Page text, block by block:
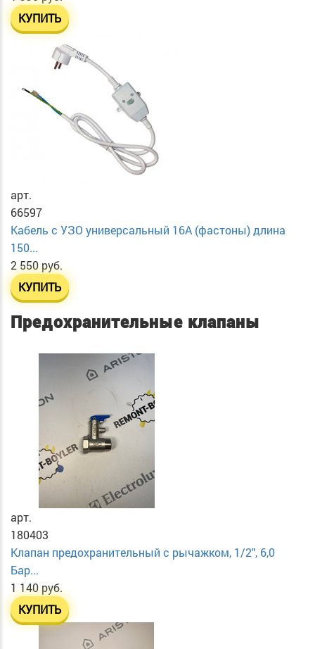
КУПИТЬ
арт.
66597
Кабель с УЗО универсальный 16А (фастоны) длина
150...
2 550 руб.
КУПИТЬ
Предохранительные клапаны
арт.
180403
Клапан предохранительный с рычажком, 1/2", 6,0
Бар...
1 140 руб.
КУПИТЬ